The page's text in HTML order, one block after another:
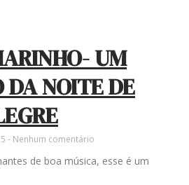
UM
DA NOITE DE
Nenhum comentário
de boa música, esse é um